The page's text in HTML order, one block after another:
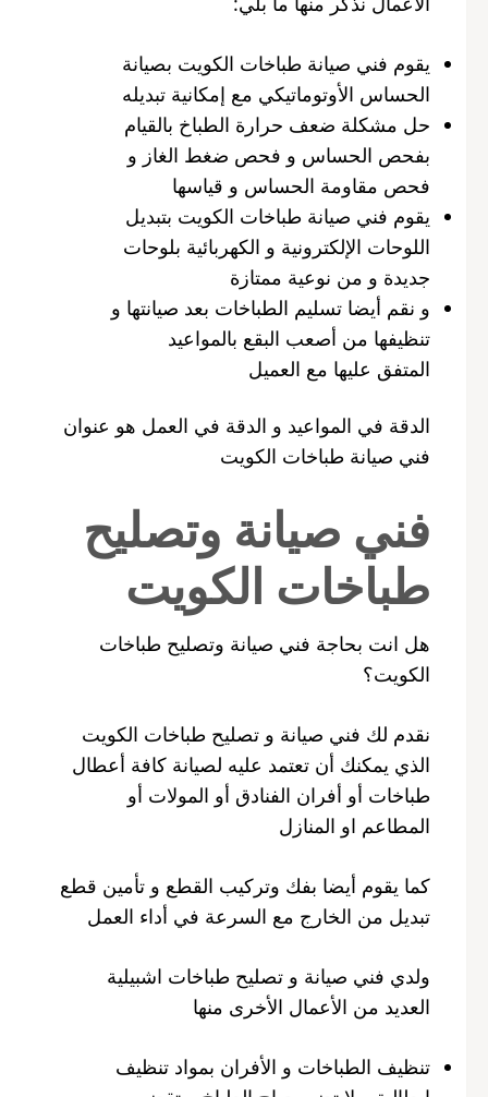
يقوم فني صيانة طباخات الكويت بصيانة
الحساس الأوتوماتيكي مع إمكانية تبديله
حل مشكلة ضعف حرارة الطباخ بالقيام
بفحص الحساس و فحص ضغط الغاز و
فحص مقاومة الحساس و قياسها
يقوم فني صيانة طباخات الكويت بتبديل
اللوحات الإلكترونية و الكهربائية بلوحات
جديدة و من نوعية ممتازة
و نقم أيضا تسليم الطباخات بعد صيانتها و
تنظيفها من أصعب البقع بالمواعيد
المتفق عليها مع العميل
الدقة في المواعيد و الدقة في العمل هو عنوان
فني صيانة طباخات الكويت
فني صيانة وتصليح
طباخات الكويت
هل انت بحاجة فني صيانة وتصليح طباخات
الكويت؟
نقدم لك فني صيانة و تصليح طباخات الكويت
الذي يمكنك أن تعتمد عليه لصيانة كافة أعطال
طباخات أو أفران الفنادق أو المولات أو
المطاعم او المنازل
كما يقوم أيضا بفك وتركيب القطع و تأمين قطع
تبديل من الخارج مع السرعة في أداء العمل
ولدي فني صيانة و تصليح طباخات اشبيلية
العديد من الأعمال الأخرى منها
تنظيف الطباخات و الأفران بمواد تنظيف